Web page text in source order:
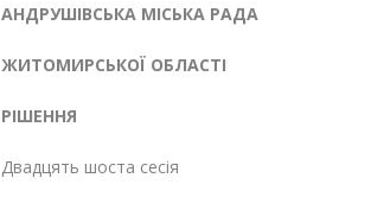
АНДРУШІВСЬКА МІСЬКА РАДА
ЖИТОМИРСЬКОЇ ОБЛАСТІ
РІШЕННЯ
Двадцять шоста сесія